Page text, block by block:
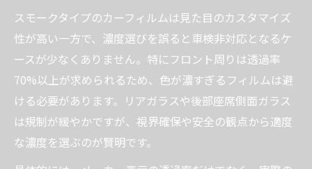
スモークタイプのカーフィルムは見た目のカスタマイズ
性が高い一方で、濃度選びを誤ると車検非対応となるケ
ースが少なくありません。特にフロント周りは透過率
70%以上が求められるため、色が濃すぎるフィルムは避
ける必要があります。リアガラスや後部座席側面ガラス
は規制が緩やかですが、視界確保や安全の観点から適度
な濃度を選ぶのが賢明です。